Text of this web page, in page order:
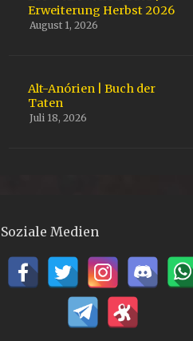
Erweiterung Herbst 2026
August 1, 2026
Alt-Anórien | Buch der
Taten
Juli 18, 2026
Soziale Medien